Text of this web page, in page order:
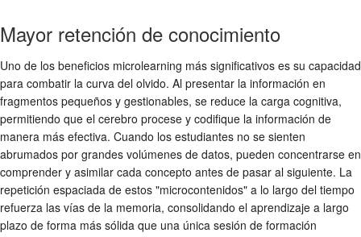
Mayor retención de conocimiento
Uno de los beneficios microlearning más significativos es su capacidad
para combatir la curva del olvido. Al presentar la información en
fragmentos pequeños y gestionables, se reduce la carga cognitiva,
permitiendo que el cerebro procese y codifique la información de
manera más efectiva. Cuando los estudiantes no se sienten
abrumados por grandes volúmenes de datos, pueden concentrarse en
comprender y asimilar cada concepto antes de pasar al siguiente. La
repetición espaciada de estos "microcontenidos" a lo largo del tiempo
refuerza las vías de la memoria, consolidando el aprendizaje a largo
plazo de forma más sólida que una única sesión de formación